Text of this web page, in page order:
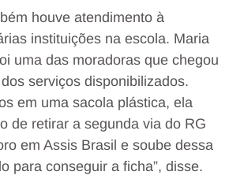
houve atendimento à
instituições na escola. Maria
uma das moradoras que chegou
serviços disponibilizados.
em uma sacola plástica, ela
de retirar a segunda via do RG
em Assis Brasil e soube dessa
para conseguir a ficha”, disse.